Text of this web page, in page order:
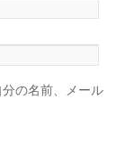
の名前、メール